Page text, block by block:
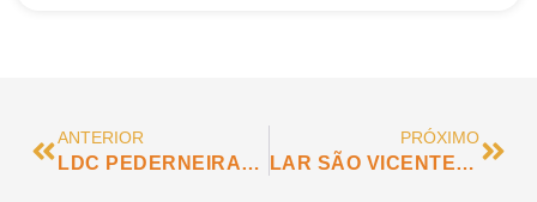
ANTERIOR
LDC PEDERNEIRAS – PORTO INTERMODAL (GARRAFA)
PRÓXIMO
LAR SÃO VICENTE DE PAULO